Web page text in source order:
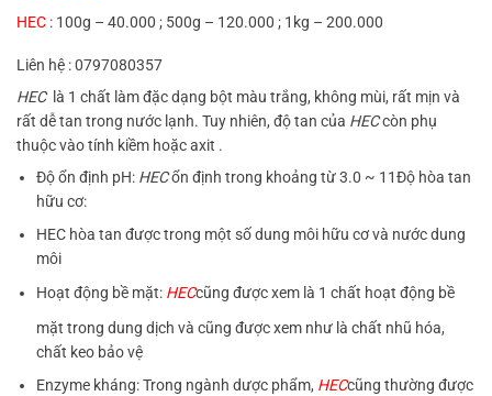
HEC : 100g – 40.000 ; 500g – 120.000 ; 1kg – 200.000
Liên hệ : 0797080357
HEC là 1 chất làm đặc dạng bột màu trắng, không mùi, rất mịn và
rất dễ tan trong nước lạnh. Tuy nhiên, độ tan của HECcòn phụ
thuộc vào tính kiềm hoặc axit .
Độ ổn định pH: HECổn định trong khoảng từ 3.0 ~ 11Độ hòa tan
hữu cơ:
HEC hòa tan được trong một số dung môi hữu cơ và nước dung
môi
Hoạt động bề mặt: HECcũng được xem là 1 chất hoạt động bề
mặt trong dung dịch và cũng được xem như là chất nhũ hóa,
chất keo bảo vệ
Enzyme kháng: Trong ngành dược phẩm, HECcũng thường được